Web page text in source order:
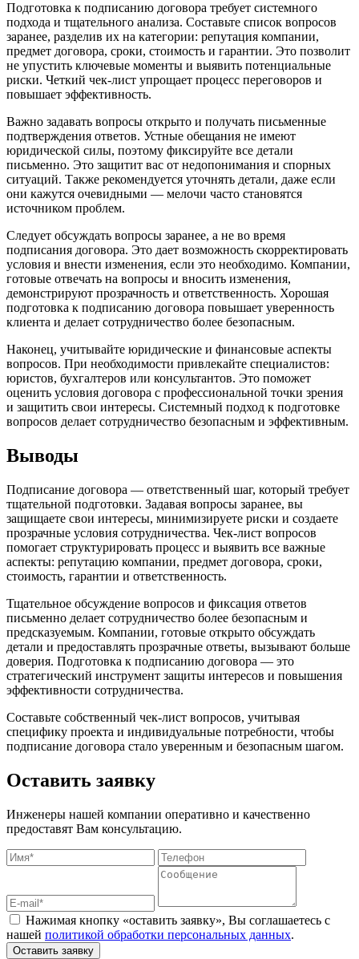
Подготовка к подписанию договора требует системного
подхода и тщательного анализа. Составьте список вопросов
заранее, разделив их на категории: репутация компании,
предмет договора, сроки, стоимость и гарантии. Это позволит
не упустить ключевые моменты и выявить потенциальные
риски. Четкий чек-лист упрощает процесс переговоров и
повышает эффективность.
Важно задавать вопросы открыто и получать письменные
подтверждения ответов. Устные обещания не имеют
юридической силы, поэтому фиксируйте все детали
письменно. Это защитит вас от недопонимания и спорных
ситуаций. Также рекомендуется уточнять детали, даже если
они кажутся очевидными — мелочи часто становятся
источником проблем.
Следует обсуждать вопросы заранее, а не во время
подписания договора. Это дает возможность скорректировать
условия и внести изменения, если это необходимо. Компании,
готовые отвечать на вопросы и вносить изменения,
демонстрируют прозрачность и ответственность. Хорошая
подготовка к подписанию договора повышает уверенность
клиента и делает сотрудничество более безопасным.
Наконец, учитывайте юридические и финансовые аспекты
вопросов. При необходимости привлекайте специалистов:
юристов, бухгалтеров или консультантов. Это поможет
оценить условия договора с профессиональной точки зрения
и защитить свои интересы. Системный подход к подготовке
вопросов делает сотрудничество безопасным и эффективным.
Выводы
Подписание договора — ответственный шаг, который требует
тщательной подготовки. Задавая вопросы заранее, вы
защищаете свои интересы, минимизируете риски и создаете
прозрачные условия сотрудничества. Чек-лист вопросов
помогает структурировать процесс и выявить все важные
аспекты: репутацию компании, предмет договора, сроки,
стоимость, гарантии и ответственность.
Тщательное обсуждение вопросов и фиксация ответов
письменно делает сотрудничество более безопасным и
предсказуемым. Компании, готовые открыто обсуждать
детали и предоставлять прозрачные ответы, вызывают больше
доверия. Подготовка к подписанию договора — это
стратегический инструмент защиты интересов и повышения
эффективности сотрудничества.
Составьте собственный чек-лист вопросов, учитывая
специфику проекта и индивидуальные потребности, чтобы
подписание договора стало уверенным и безопасным шагом.
Оставить заявку
Инженеры нашей компании оперативно и качественно
предоставят Вам консультацию.
Нажимая кнопку «оставить заявку», Вы соглашаетесь с
нашей политикой обработки персональных данных.
Оставить заявку